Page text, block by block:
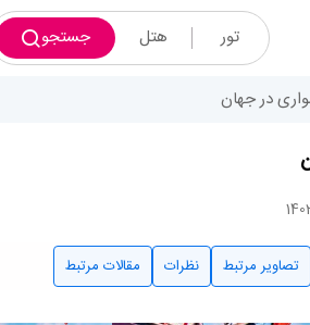
تور هتل جستجو
در جهان
تصاویر مرتبط نظرات مقالات مرتبط